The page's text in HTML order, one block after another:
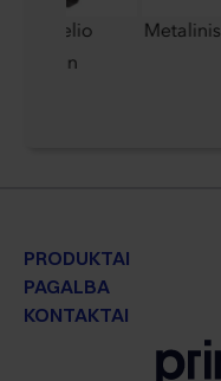
ir volelio
Cardin
PRODUKTAI
PAGALBA
KONTAKTAI